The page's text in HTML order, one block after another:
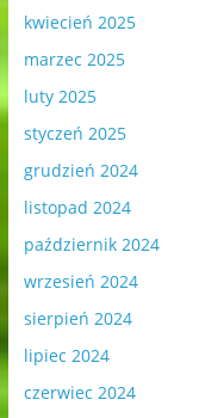
kwiecień 2025
marzec 2025
luty 2025
styczeń 2025
grudzień 2024
listopad 2024
październik 2024
wrzesień 2024
sierpień 2024
lipiec 2024
czerwiec 2024